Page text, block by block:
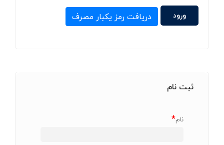
دریافت رمز یکبار مصرف
ثبت نام
نام*